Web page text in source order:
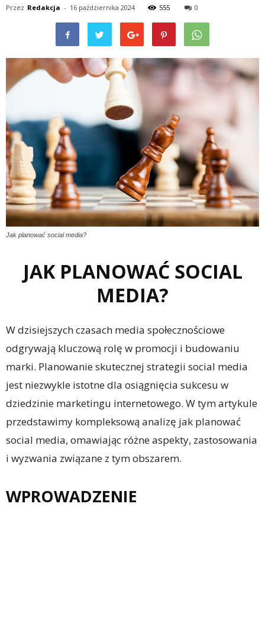
Przez Redakcja - 16 października 2024 555 0
Jak planować social media?
JAK PLANOWAĆ SOCIAL
MEDIA?
W dzisiejszych czasach media społecznościowe
odgrywają kluczową rolę w promocji i budowaniu
marki. Planowanie skutecznej strategii social media
jest niezwykle istotne dla osiągnięcia sukcesu w
dziedzinie marketingu internetowego. W tym artykule
przedstawimy kompleksową analizę jak planować
social media, omawiając różne aspekty, zastosowania
i wyzwania związane z tym obszarem.
WPROWADZENIE